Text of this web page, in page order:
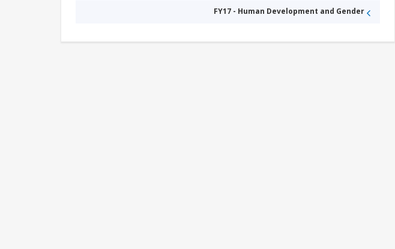
FY17 - Human Development and Gender